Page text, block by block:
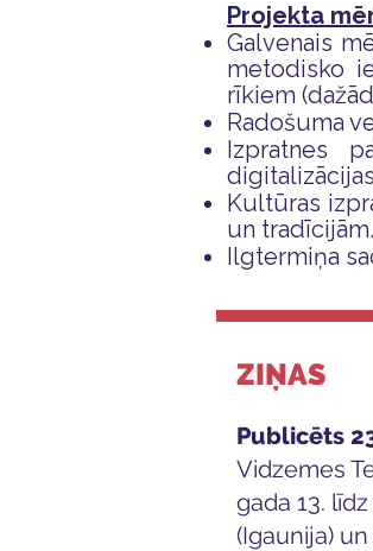
Projekta
Galvenais
metodisko
rīkiem
Radošuma
Izpratnes
Kultūras
un tradīcijām.
Ilgtermiņa
ZIŅAS
Publicēts
Vidzemes
gada 13.
(Igaunija)